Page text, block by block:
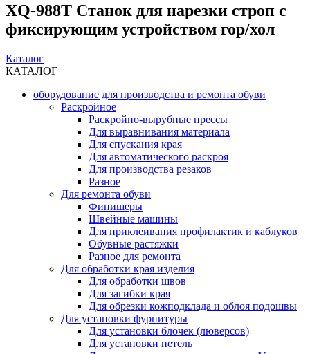
XQ-988T Станок для нарезки строп с
фиксирующим устройством гор/хол
Каталог
КАТАЛОГ
оборудование для производства и ремонта обуви
Раскройное
Раскройно-вырубные прессы
Для выравнивания материала
Для спускания края
Для автоматического раскроя
Для производства резаков
Разное
Для ремонта обуви
Финишеры
Швейные машины
Для приклеивания профилактик и каблуков
Обувные растяжки
Разное для ремонта
Для обработки края изделия
Для обработки швов
Для загибки края
Для обрезки кожподклада и облоя подошвы
Для установки фурнитуры
Для установки блочек (люверсов)
Для установки петель